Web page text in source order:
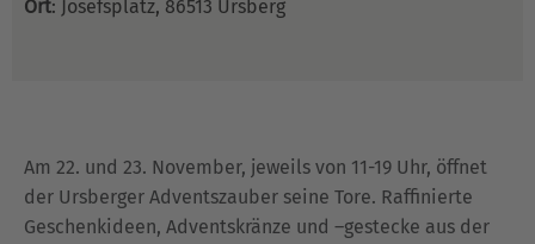
Ort: Josefsplatz, 86513 Ursberg
Am 22. und 23. November, jeweils von 11-19 Uhr, öffnet
der Ursberger Adventszauber seine Tore. Raffinierte
Geschenkideen, Adventskränze und –gestecke aus der